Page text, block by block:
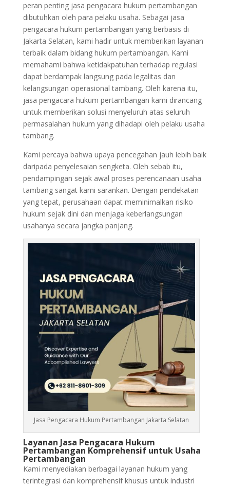
peran penting jasa pengacara hukum pertambangan
dibutuhkan oleh para pelaku usaha. Sebagai jasa
pengacara hukum pertambangan yang berbasis di
Jakarta Selatan, kami hadir untuk memberikan layanan
terbaik dalam bidang hukum pertambangan. Kami
memahami bahwa ketidakpatuhan terhadap regulasi
dapat berdampak langsung pada legalitas dan
kelangsungan operasional tambang. Oleh karena itu,
jasa pengacara hukum pertambangan kami dirancang
untuk memberikan solusi menyeluruh atas seluruh
permasalahan hukum yang dihadapi oleh pelaku usaha
tambang.
Kami percaya bahwa upaya pencegahan jauh lebih baik
daripada penyelesaian sengketa. Oleh sebab itu,
pendampingan sejak awal proses perencanaan usaha
tambang sangat kami sarankan. Dengan pendekatan
yang tepat, perusahaan dapat meminimalkan risiko
hukum sejak dini dan menjaga keberlangsungan
usahanya secara jangka panjang.
Jasa Pengacara Hukum Pertambangan Jakarta Selatan
Layanan Jasa Pengacara Hukum
Pertambangan Komprehensif untuk Usaha
Pertambangan
Kami menyediakan berbagai layanan hukum yang
terintegrasi dan komprehensif khusus untuk industri